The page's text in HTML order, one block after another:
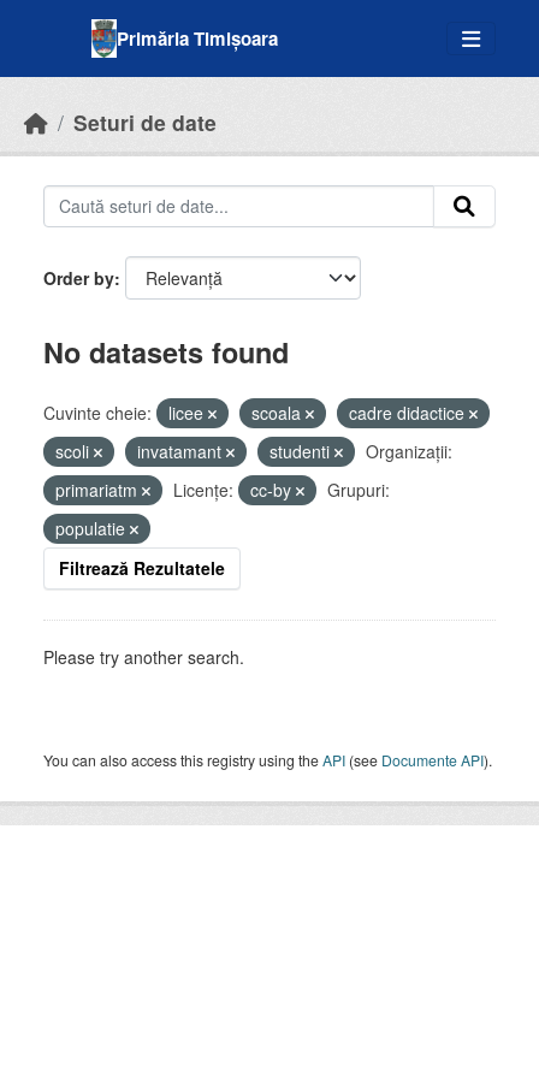
Primăria Timișoara
Seturi de date
Order by
No datasets found
Cuvinte cheie: licee scoala
cadre didactice
scoli
invatamant studenti
Organizații:
primariatm
Licenţe: cc-by
Grupuri:
populatie
Filtrează Rezultatele
Please try another search.
You can also access this registry using theAPI (see Documente API).